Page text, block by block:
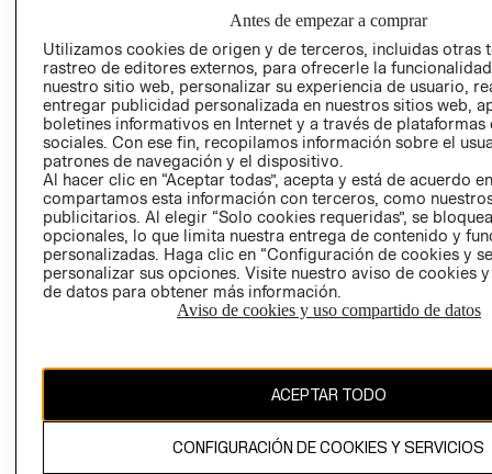
POLÍTICA
EMPRESARIAL
CONDICIONES
AVISO DE
PRIVACIDAD
GIFT CARD
AVISO DE
El contenido de esta página web está protegido por copyright y es
Antes de empezar a comprar
Utilizamos cookies de origen y de terceros, incluidas otras
rastreo de editores externos, para ofrecerle la
nuestro sitio web, personalizar su experiencia de usuario,
entregar publicidad personalizada en nuestros sitios web,
boletines informativos en Internet y a través de plataformas
sociales. Con ese fin, recopilamos información sobre el
patrones de navegación y el dispositivo.
Al hacer clic en “Aceptar todas”, acepta y está de acuerdo
compartamos esta información con terceros, como
publicitarios. Al elegir “Solo cookies requeridas”, se
opcionales, lo que limita nuestra entrega de contenido y
personalizadas. Haga clic en “Configuración de cookies y
personalizar sus opciones. Visite nuestro aviso de cookies
de datos para obtener más información.
Aviso de cookies y uso compartido de datos
ACEPTAR TODO
CONFIGURACIÓN DE COOKIES Y SERVICIOS